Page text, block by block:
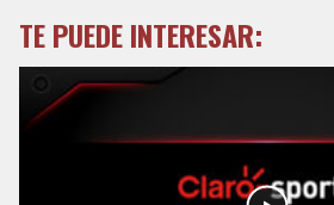
TE PUEDE INTERESAR: